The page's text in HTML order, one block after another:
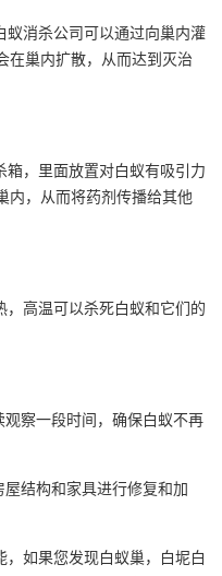
消杀公司可以通过向巢内灌
在巢内扩散，从而达到灭治
，里面放置对白蚁有吸引力
内，从而将药剂传播给其他
高温可以杀死白蚁和它们的
察一段时间，确保白蚁不再
结构和家具进行修复和加
如果您发现白蚁巢，白坭白